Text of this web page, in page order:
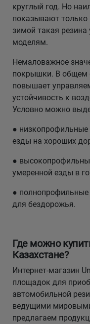
круглый год. Но
показывают только
зимой такая
моделям.
Немаловажное
покрышки. В общем
повышает
устойчивость к
Условно можно
● низкопрофильные
езды на хороших
●
умеренной езды в
●
для бездорожья.
Где можно
Казахстане?
Интернет-магазин
площадок для
автомобильной
ведущими
предлагаем